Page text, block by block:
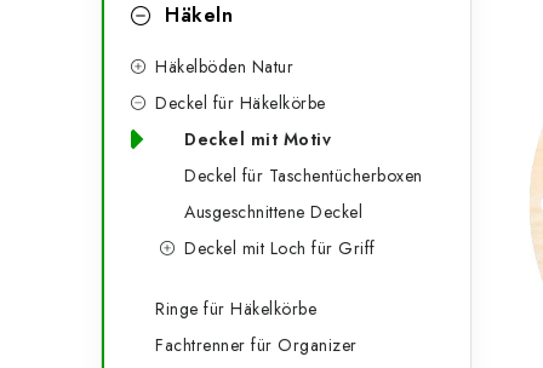
überspringen
Häkeln
Häkelböden Natur
Deckel für Häkelkörbe
Deckel mit Motiv
Deckel für Taschentücherboxen
Ausgeschnittene Deckel
Deckel mit Loch für Griff
Ringe für Häkelkörbe
Fachtrenner für Organizer